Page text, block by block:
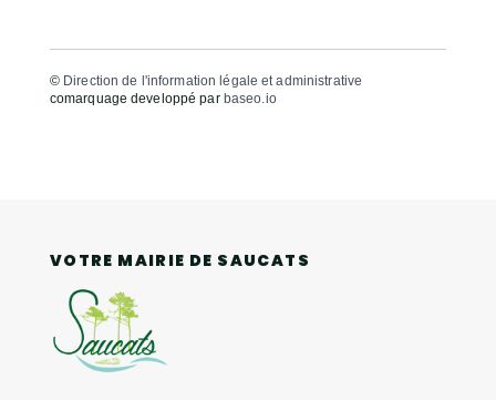
© Direction de l'information légale et administrative
comarquage developpé par baseo.io
VOTRE MAIRIE DE SAUCATS